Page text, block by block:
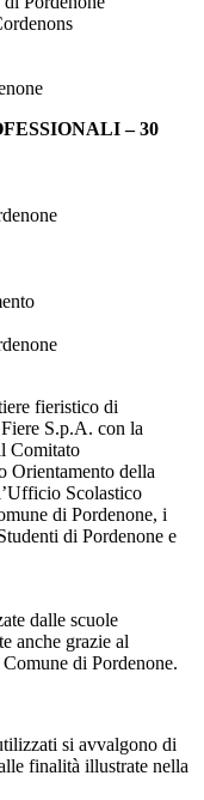
– 30
fieristico di
S.p.A. con la
Comitato
Orientamento della
Scolastico
di Pordenone, i
di Pordenone e
dalle scuole
anche grazie al
di Pordenone.
si avvalgono di
finalità illustrate nella